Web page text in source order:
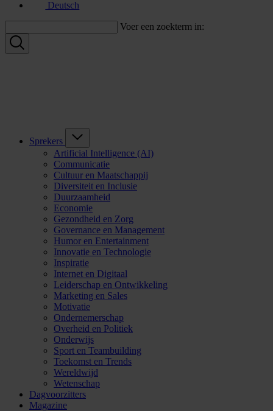
Deutsch
Voer een zoekterm in:
Sprekers
Artificial Intelligence (AI)
Communicatie
Cultuur en Maatschappij
Diversiteit en Inclusie
Duurzaamheid
Economie
Gezondheid en Zorg
Governance en Management
Humor en Entertainment
Innovatie en Technologie
Inspiratie
Internet en Digitaal
Leiderschap en Ontwikkeling
Marketing en Sales
Motivatie
Ondernemerschap
Overheid en Politiek
Onderwijs
Sport en Teambuilding
Toekomst en Trends
Wereldwijd
Wetenschap
Dagvoorzitters
Magazine